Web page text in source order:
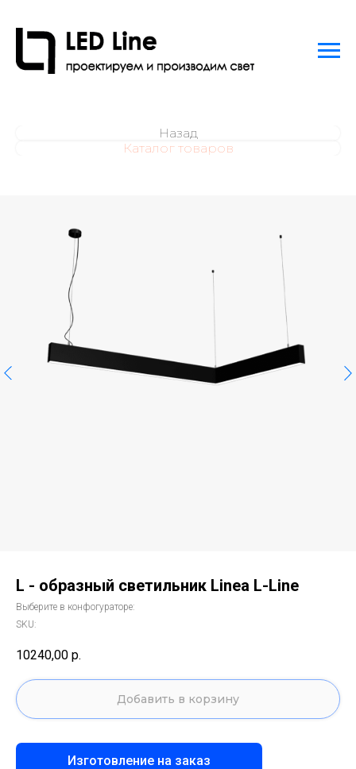
Назад
Каталог товаров
L - образный светильник Linea L-Line
Выберите в конфогураторе:
SKU:
10240,00 р.
Добавить в корзину
Изготовление на заказ